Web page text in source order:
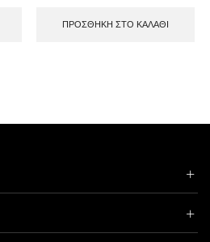
ΠΡΟΣΘΉΚΗ ΣΤΟ ΚΑΛΆΘΙ